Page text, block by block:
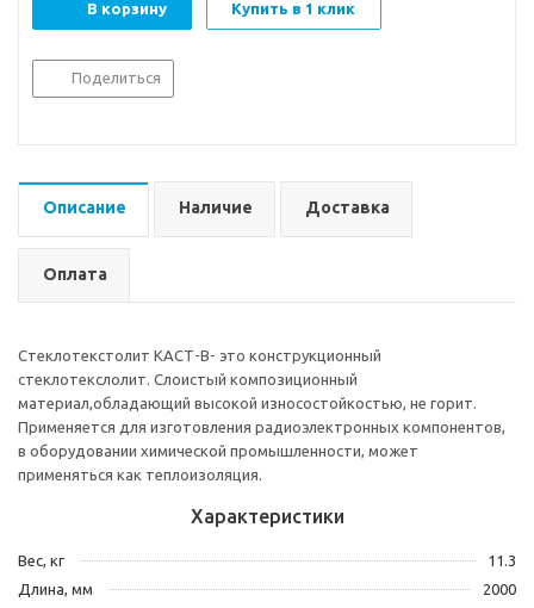
В корзину Купить в 1 клик
Поделиться
Описание Наличие Доставка
Оплата
Стеклотекстолит КАСТ-В- это конструкционный
стеклотекслолит. Слоистый композиционный
материал,обладающий высокой износостойкостью, не горит.
Применяется для изготовления радиоэлектронных компонентов,
в оборудовании химической промышленности, может
применяться как теплоизоляция.
Характеристики
Вес, кг
11.3
Длина, мм
2000